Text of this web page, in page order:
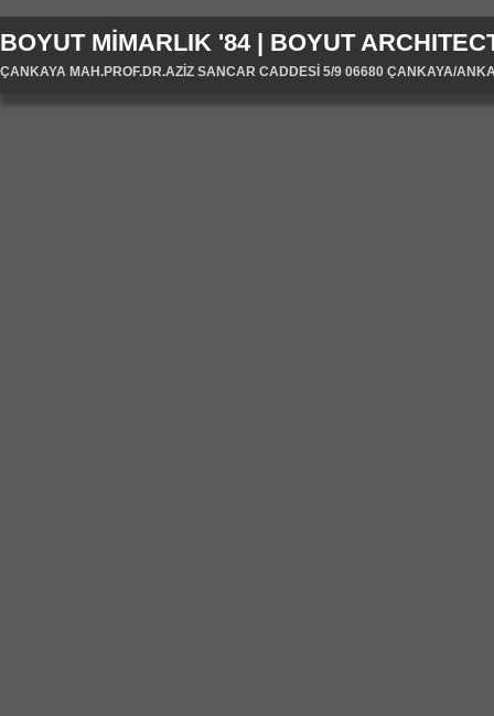
BOYUT MİMARLIK '84 | BOYUT
ÇANKAYA MAH.PROF.DR.AZİZ SANCAR CADDESİ 5/9 06680 ÇANKAYA/